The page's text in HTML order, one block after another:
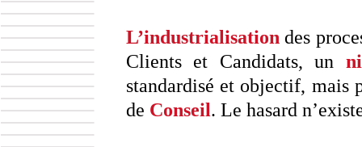
L’industrialisation des
Clients et Candidats, un
standardisé et objectif, mais
de Conseil. Le hasard